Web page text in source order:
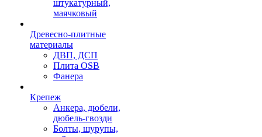
штукатурный,
маячковый
Древесно-плитные
материалы
ДВП, ДСП
Плита OSB
Фанера
Крепеж
Анкера, дюбели,
дюбель-гвозди
Болты, шурупы,